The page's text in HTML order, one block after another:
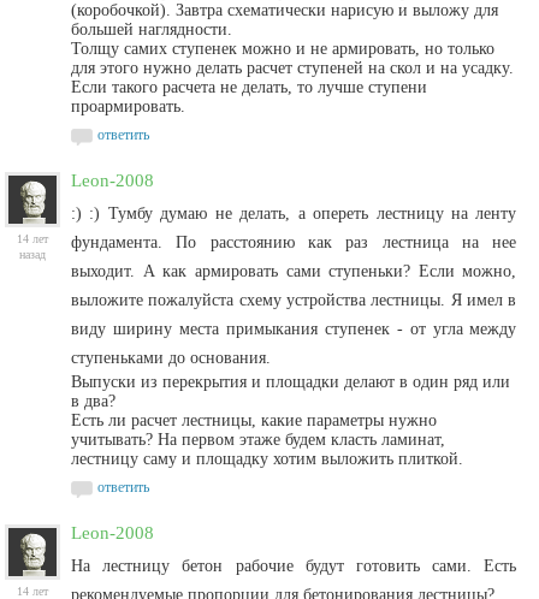
(коробочкой). Завтра схематически нарисую и выложу для
большей наглядности.
Толщу самих ступенек можно и не армировать, но только
для этого нужно делать расчет ступеней на скол и на усадку.
Если такого расчета не делать, то лучше ступени
проармировать.
ответить
14 лет
назад
Leon-2008
:) :) Тумбу думаю не делать, а опереть лестницу на ленту
фундамента. По расстоянию как раз лестница на нее
выходит. А как армировать сами ступеньки? Если можно,
выложите пожалуйста схему устройства лестницы. Я имел в
виду ширину места примыкания ступенек - от угла между
ступеньками до основания.
Выпуски из перекрытия и площадки делают в один ряд или
в два?
Есть ли расчет лестницы, какие параметры нужно
учитывать? На первом этаже будем класть ламинат,
лестницу саму и площадку хотим выложить плиткой.
ответить
14 лет
Leon-2008
На лестницу бетон рабочие будут готовить сами. Есть
рекомендуемые пропорции для бетонирования лестницы?